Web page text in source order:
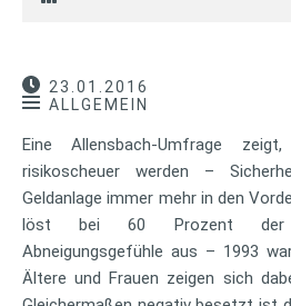
23.01.2016
ALLGEMEIN
Eine Allensbach-Umfrage
risikoscheuer werden –
Geldanlage immer mehr in den
löst bei 60 Prozent der
Abneigungsgefühle aus – 1993
Ältere und Frauen zeigen sich